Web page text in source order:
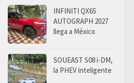
INFINITI QX65
AUTOGRAPH 2027
llega a México
SOUEAST S08 i-DM,
la PHEV inteligente